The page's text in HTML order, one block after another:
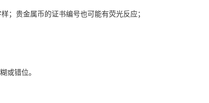
贵金属币的证书编号也可能有荧光反应；
或错位。